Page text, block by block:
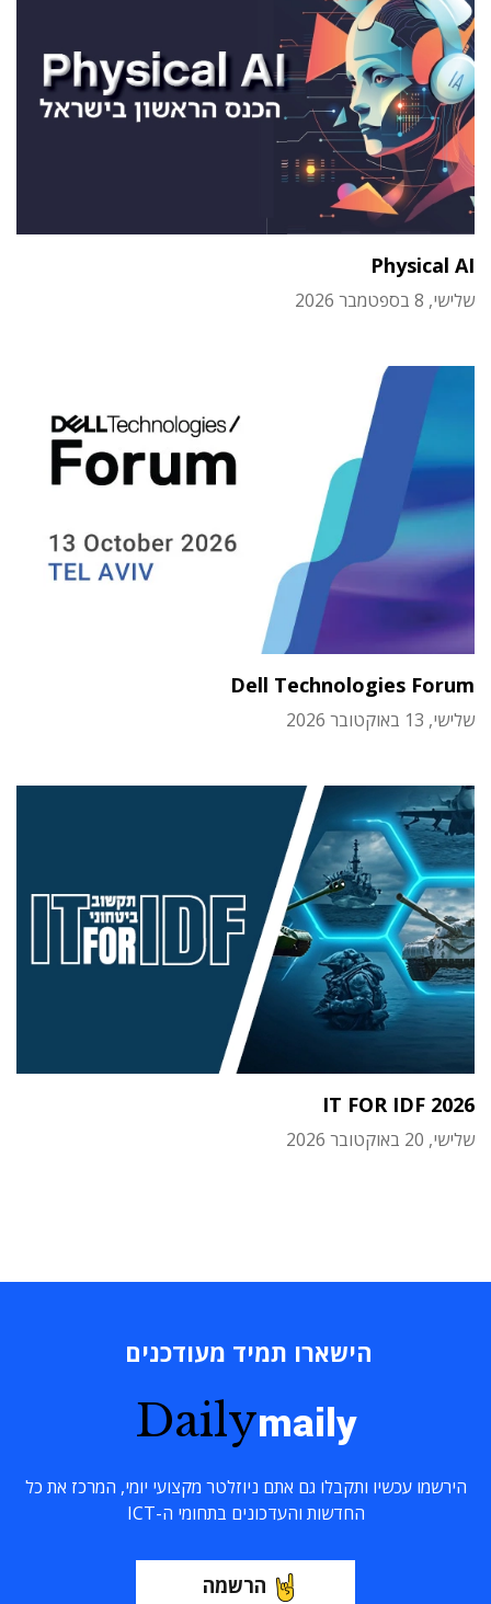
Physical AI
שלישי, 8 בספטמבר 2026
Dell Technologies Forum
שלישי, 13 באוקטובר 2026
IT FOR IDF 2026
שלישי, 20 באוקטובר 2026
הישארו תמיד מעודכנים
Dailymaily
הירשמו עכשיו ותקבלו גם אתם ניוזלטר מקצועי יומי, המרכז את כל
החדשות והעדכונים בתחומי ה-ICT
הרשמה